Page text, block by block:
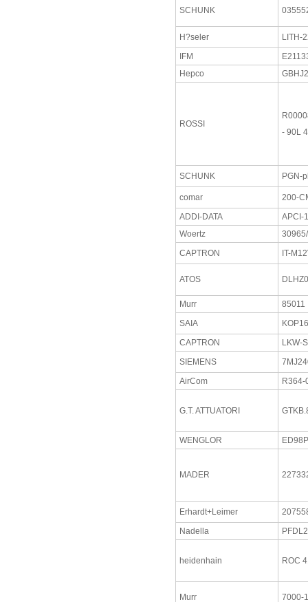
SCHUNK
H?seler
LITH-
IFM
Hepco
ROSSI
- 90L
SCHUNK PGN-
comar
200-
ADDI-DATA
APCI-
Woertz
CAPTRON
IT-
ATOS
Murr
85011
SAIA
CAPTRON
LKW-
SIEMENS
AirCom
R364-
G.T. ATTUATORI
WENGLOR
MADER
Erhardt+Leimer
Nadella
heidenhain ROC
Murr 7000-